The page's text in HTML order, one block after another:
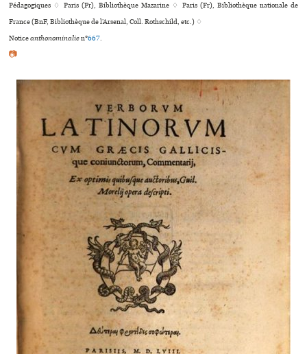
Pédagogiques ♢ Paris (Fr), Bibliothèque Mazarine ♢ Paris (Fr), Bibliothèque nationale de
France (BnF, Bibliothèque de l’Arsenal, Coll. Rothschild, etc.) ♢
Noticeanthonominalien°667.
📷